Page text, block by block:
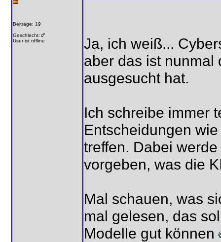
Beiträge: 19
Geschlecht:
User ist offline
Ja, ich weiß...
aber das ist nunmal
ausgesucht hat.
Ich schreibe immer
Entscheidungen
treffen. Dabei
vorgeben, was die
Mal schauen, was
mal gelesen, das
Modelle gut können